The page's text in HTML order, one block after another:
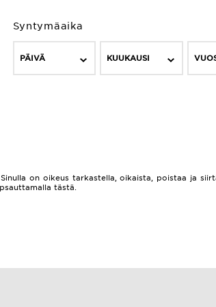
Syntymäaika
PÄIVÄ KUUKAUSI
on oikeus tarkastella, oikaista, poistaa ja
tästä.